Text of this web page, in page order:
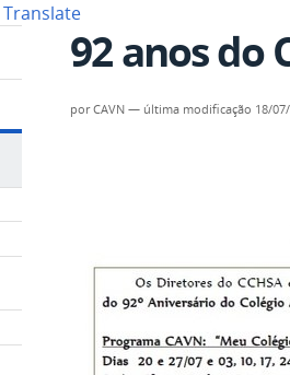
Translate
92 anos do
porCAVN — última modificação 18/